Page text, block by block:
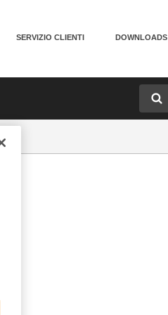
SERVIZIO CLIENTI DOWNLOADS